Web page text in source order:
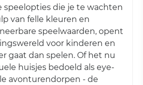
speelopties die je te wachten
van felle kleuren en
speelwaarden, opent
voor kinderen en
gaat dan spelen. Of het nu
huisjes bedoeld als eye-
avonturendorpen - de